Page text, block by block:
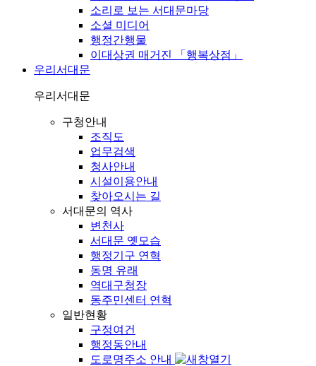
소리로 보는 서대문마당
소셜 미디어
행정간행물
이대상권 매거진 「행복상점」
우리서대문
우리서대문
구청안내
조직도
업무검색
청사안내
시설이용안내
찾아오시는 길
서대문의 역사
변천사
서대문 옛모습
행정기구 연혁
동명 유래
역대구청장
동주민센터 연혁
일반현황
구정여건
행정동안내
도로명주소 안내